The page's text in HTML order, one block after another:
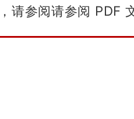
请参阅请参阅 PDF